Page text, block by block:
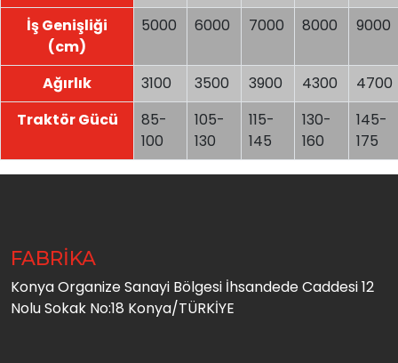
İş Genişliği
(cm)
5000 6000 7000 8000 9000
Ağırlık 3100 3500 3900 4300
4700
Traktör Gücü
85-
100
105-
130
115-
145
130-
160
145-
175
FABRİKA
Konya Organize Sanayi Bölgesi İhsandede Caddesi 12
Nolu Sokak No:18 Konya/TÜRKİYE